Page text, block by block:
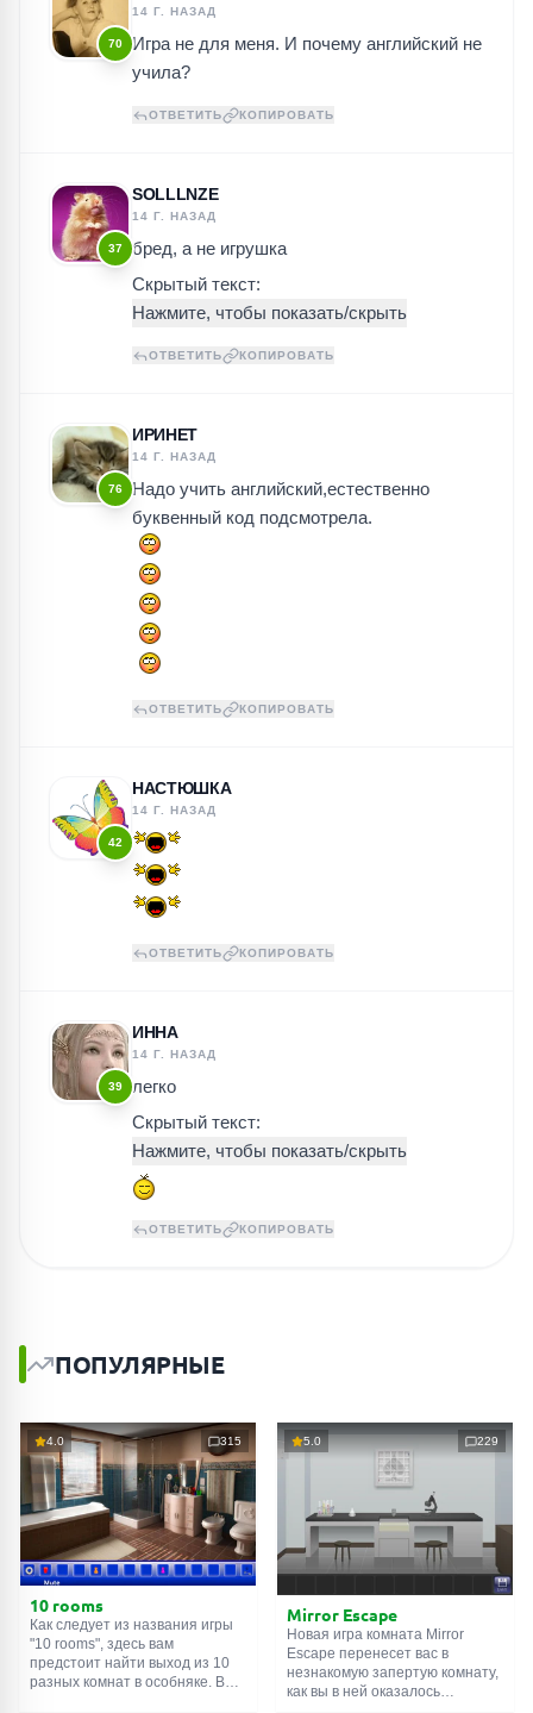
70
14 Г. НАЗАД
Игра не для меня. И почему английский не
учила?
ОТВЕТИТЬ КОПИРОВАТЬ
37
SOLLLNZE
14 Г. НАЗАД
бред, а не игрушка
Скрытый текст:
ОТВЕТИТЬ КОПИРОВАТЬ
76
ИРИНЕТ
14 Г. НАЗАД
Надо учить английский,естественно
буквенный код подсмотрела.
ОТВЕТИТЬ КОПИРОВАТЬ
42
НАСТЮШКА
14 Г. НАЗАД
ОТВЕТИТЬ КОПИРОВАТЬ
39
ИННА
14 Г. НАЗАД
легко
Скрытый текст:
ОТВЕТИТЬ КОПИРОВАТЬ
ПОПУЛЯРНЫЕ
4.0 315
10 rooms
Как следует из названия игры
"10 rooms", здесь вам
предстоит найти выход из 10
разных комнат в особняке. В
5.0 229
Mirror Escape
Новая игра комната Mirror
Escape перенесет вас в
незнакомую запертую комнату,
как вы в ней оказалось